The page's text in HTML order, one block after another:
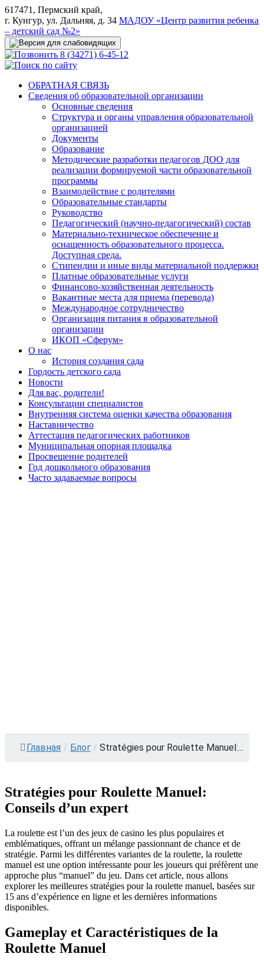
617471, Пермский край,
г. Кунгур, ул. Дальняя, д. 34 МАДОУ «Центр развития ребенка
– детский сад №2»
8 (34271) 6-45-12
ОБРАТНАЯ СВЯЗЬ
Сведения об образовательной организации
Основные сведения
Структура и органы управления образовательной
организацией
Документы
Образование
Методические разработки педагогов ДОО для
реализации формируемой части образовательной
программы
Взаимодействие с родителями
Образовательные стандарты
Руководство
Педагогический (научно-педагогический) состав
Материально-техническое обеспечение и
оснащенность образовательного процесса.
Доступная среда.
Стипендии и иные виды материальной поддержки
Платные образовательные услуги
Финансово-хозяйственная деятельность
Вакантные места для приема (перевода)
Международное сотрудничество
Организация питания в образовательной
организации
ИКОП «Сферум»
О нас
История создания сада
Гордость детского сада
Новости
Для вас, родители!
Консультации специалистов
Внутренняя система оценки качества образования
Наставничество
Аттестация педагогических работников
Муниципальная опорная площадка
Просвещение родителей
Год дошкольного образования
Часто задаваемые вопросы
Главная / Блог / Stratégies pour Roulette Manuel:...
Stratégies pour Roulette Manuel:
Conseils d’un expert
La roulette est l’un des jeux de casino les plus populaires et
emblématiques, offrant un mélange passionnant de chance et de
stratégie. Parmi les différentes variantes de la roulette, la roulette
manuel est une option intéressante pour les joueurs qui préfèrent une
approche plus “manuel” du jeu. Dans cet article, nous allons
explorer les meilleures stratégies pour la roulette manuel, basées sur
15 ans d’expérience en ligne et les dernières informations
disponibles.
Gameplay et Caractéristiques de la
Roulette Manuel